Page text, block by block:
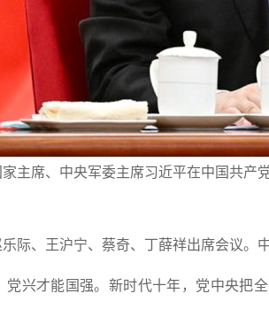
主席、中央军委主席习近平在中国共
际、王沪宁、蔡奇、丁薛祥出席会议。
党兴才能国强。新时代十年，党中央把